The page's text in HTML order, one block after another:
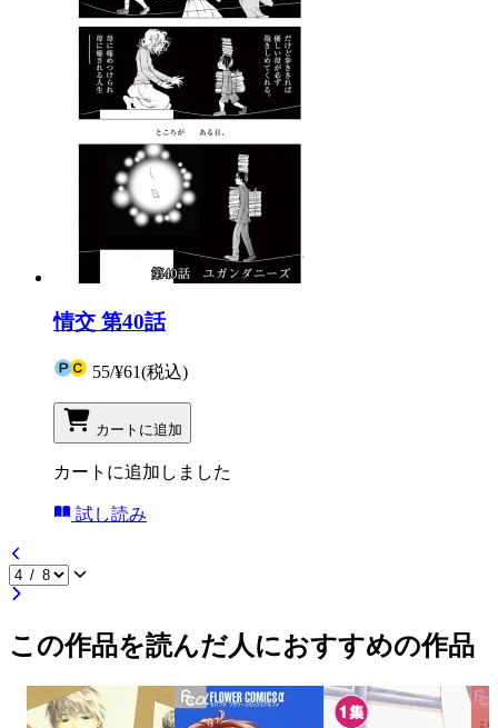
情交 第40話
55/¥61(税込)
カートに追加
カートに追加しました
試し読み
この作品を読んだ人におすすめの作品